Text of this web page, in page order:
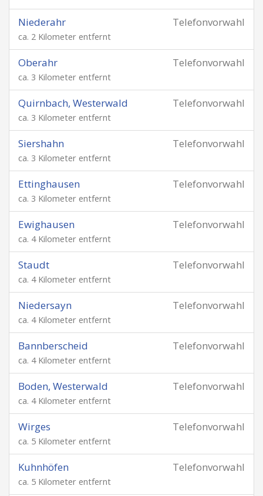
Telefonvorwahl
Niederahr
ca. 2 Kilometer entfernt
Telefonvorwahl
Oberahr
ca. 3 Kilometer entfernt
Telefonvorwahl
Quirnbach, Westerwald
ca. 3 Kilometer entfernt
Telefonvorwahl
Siershahn
ca. 3 Kilometer entfernt
Telefonvorwahl
Ettinghausen
ca. 3 Kilometer entfernt
Telefonvorwahl
Ewighausen
ca. 4 Kilometer entfernt
Telefonvorwahl
Staudt
ca. 4 Kilometer entfernt
Telefonvorwahl
Niedersayn
ca. 4 Kilometer entfernt
Telefonvorwahl
Bannberscheid
ca. 4 Kilometer entfernt
Telefonvorwahl
Boden, Westerwald
ca. 4 Kilometer entfernt
Telefonvorwahl
Wirges
ca. 5 Kilometer entfernt
Telefonvorwahl
Kuhnhöfen
ca. 5 Kilometer entfernt